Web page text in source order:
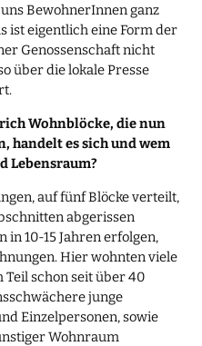
BewohnerInnen ganz
ist eigentlich eine Form der
Genossenschaft nicht
über die lokale Presse
Wohnblöcke, die nun
handelt es sich und wem
Lebensraum?
auf fünf Blöcke verteilt,
abgerissen
10-15 Jahren erfolgen,
Hier wohnten viele
Teil schon seit über 40
junge
Einzelpersonen, sowie
Wohnraum